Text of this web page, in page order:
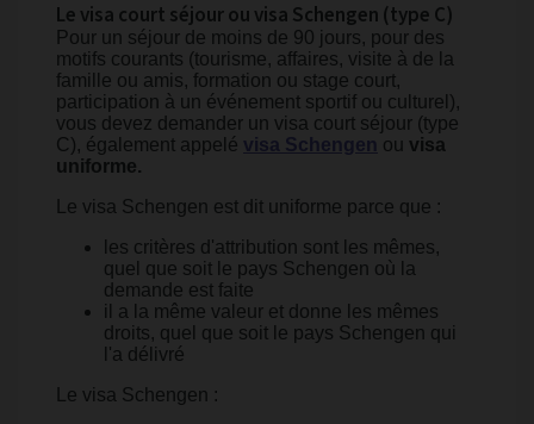
Le visa court séjour ou visa Schengen (type C)
Pour un séjour de moins de 90 jours, pour des
motifs courants (tourisme, affaires, visite à de la
famille ou amis, formation ou stage court,
participation à un événement sportif ou culturel),
vous devez demander un visa court séjour (type
C), également appelé visa Schengen ou visa
uniforme.
Le visa Schengen est dit uniforme parce que :
les critères d'attribution sont les mêmes,
quel que soit le pays Schengen où la
demande est faite
il a la même valeur et donne les mêmes
droits, quel que soit le pays Schengen qui
l'a délivré
Le visa Schengen :